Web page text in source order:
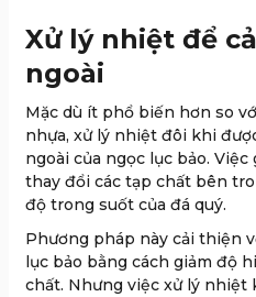
Xử lý nhiệt để
ngoài
Mặc dù ít phổ biến hơn so
nhựa, xử lý nhiệt đôi khi
ngoài của ngọc lục bảo. Việc
thay đổi các tạp chất bên
độ trong suốt của đá quý.
Phương pháp này cải thiện
lục bảo bằng cách giảm độ
chất. Nhưng việc xử lý nhiệt